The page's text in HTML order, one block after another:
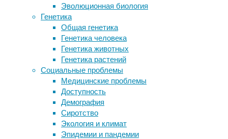
Эволюционная биология
Генетика
Общая генетика
Генетика человека
Генетика животных
Генетика растений
Социальные проблемы
Медицинские проблемы
Доступность
Демография
Сиротство
Экология и климат
Эпидемии и пандемии
белые
хищники
выстраивают
траекторию
так,
чтобы
отражать
свет
добычу